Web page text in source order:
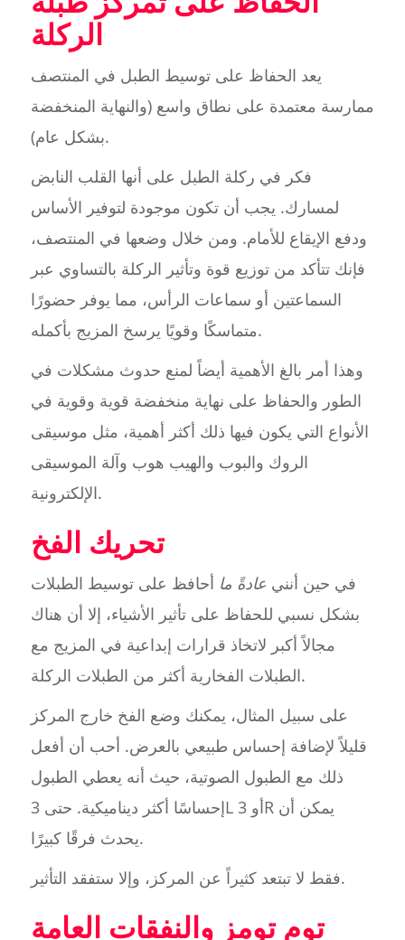
الركلة
يعد الحفاظ على توسيط الطبل في المنتصف
ممارسة معتمدة على نطاق واسع (والنهاية المنخفضة
بشكل عام).
فكر في ركلة الطبل على أنها القلب النابض
لمسارك. يجب أن تكون موجودة لتوفير الأساس
ودفع الإيقاع للأمام. ومن خلال وضعها في المنتصف،
فإنك تتأكد من توزيع قوة وتأثير الركلة بالتساوي عبر
السماعتين أو سماعات الرأس، مما يوفر حضورًا
متماسكًا وقويًا يرسخ المزيج بأكمله.
وهذا أمر بالغ الأهمية أيضاً لمنع حدوث مشكلات في
الطور والحفاظ على نهاية منخفضة قوية وقوية في
الأنواع التي يكون فيها ذلك أكثر أهمية، مثل موسيقى
الروك والبوب والهيب هوب وآلة الموسيقى
الإلكترونية.
تحريك الفخ
في حين أنني عادةً ما أحافظ على توسيط الطبلات
بشكل نسبي للحفاظ على تأثير الأشياء، إلا أن هناك
مجالاً أكبر لاتخاذ قرارات إبداعية في المزيج مع
الطبلات الفخارية أكثر من الطبلات الركلة.
على سبيل المثال، يمكنك وضع الفخ خارج المركز
قليلاً لإضافة إحساس طبيعي بالعرض. أحب أن أفعل
ذلك مع الطبول الصوتية، حيث أنه يعطي الطبول
إحساسًا أكثر ديناميكية. حتى 3L أو 3R يمكن أن
يحدث فرقًا كبيرًا.
فقط لا تبتعد كثيراً عن المركز، وإلا ستفقد التأثير.
توم تومز والنفقات العامة